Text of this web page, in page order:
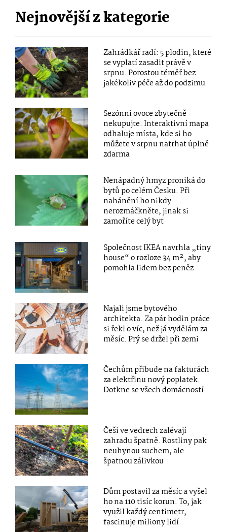
Nejnovější z kategorie
Zahrádkář radí: 5 plodin, které
se vyplatí zasadit právě v
srpnu. Porostou téměř bez
jakékoliv péče až do podzimu
Sezónní ovoce zbytečně
nekupujte. Interaktivní mapa
odhaluje místa, kde si ho
můžete v srpnu natrhat úplně
zdarma
Nenápadný hmyz proniká do
bytů po celém Česku. Při
nahánění ho nikdy
nerozmáčkněte, jinak si
zamoříte celý byt
Společnost IKEA navrhla „tiny
house“ o rozloze 34 m², aby
pomohla lidem bez peněz
Najali jsme bytového
architekta. Za pár hodin práce
si řekl o víc, než já vydělám za
měsíc. Prý se držel při zemi
Čechům přibude na fakturách
za elektřinu nový poplatek.
Dotkne se všech domácností
Češi ve vedrech zalévají
zahradu špatně. Rostliny pak
neuhynou suchem, ale
špatnou zálivkou
Dům postavil za měsíc a vyšel
ho na 110 tisíc korun. To, jak
využil každý centimetr,
fascinuje miliony lidí